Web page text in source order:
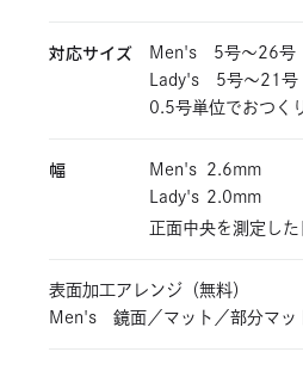
対応サイズ
Men's 5号〜26号
Lady's 5号〜21号
0.5号単位でおつく
幅 Men's
2.6mm
Lady's 2.0mm
正面中央を測定し
表面加工アレンジ（無料）
Men's 鏡面／マット／部分マッ